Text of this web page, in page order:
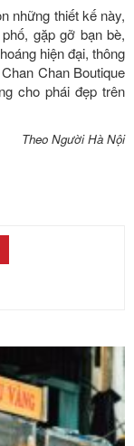
những thiết kế này,
gặp gỡ bạn bè,
hiện đại, thông
Chan Boutique
cho phái đẹp trên
Theo Người Hà Nội